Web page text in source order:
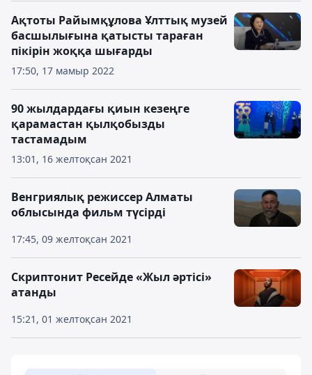
17:50, 17 мамыр 2022
Ақтоты Райымқұлова Ұлттық музей
басшылығына қатысты тараған
пікірін жоққа шығарды
13:01, 16 желтоқсан 2021
90 жылдардағы қиын кезеңге
қарамастан қылқобызды
тастамадым
17:45, 09 желтоқсан 2021
Венгриялық режиссер Алматы
облысында фильм түсірді
15:21, 01 желтоқсан 2021
Скриптонит Ресейде «Жыл әртісі»
атанды